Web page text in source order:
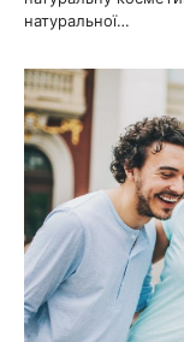
натуральної…